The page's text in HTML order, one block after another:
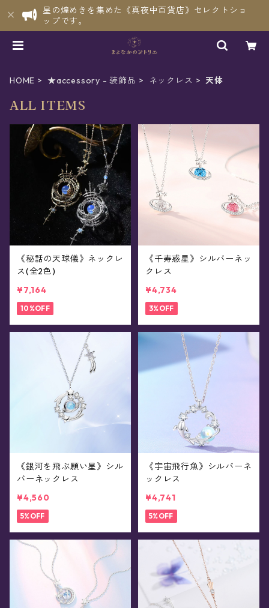
星の煌めきを集めた《真夜中百貨店》セレクトショ
ップです。
HOME ★accessory - 装飾品 ネックレス 天体
ALL ITEMS
《秘話の天球儀》ネックレ
ス(全2色)
¥7,164
10%OFF
《千寿惑星》シルバーネッ
クレス
¥4,734
3%OFF
《銀河を飛ぶ願い星》シル
バーネックレス
¥4,560
5%OFF
《宇宙飛行魚》シルバーネ
ックレス
¥4,741
5%OFF